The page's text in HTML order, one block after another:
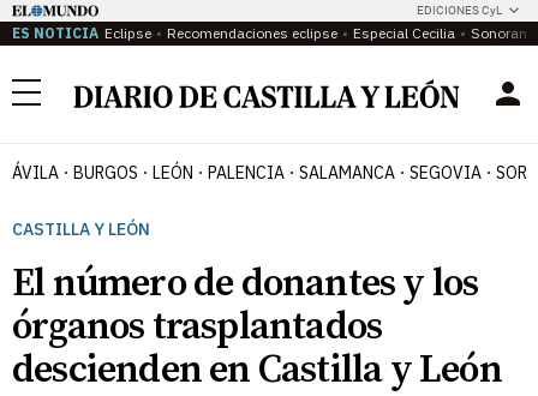
EDICIONES CyL
ES NOTICIA Eclipse Recomendaciones eclipse Especial Cecilia
Menú
ÁVILA BURGOS LEÓN PALENCIA SALAMANCA SEGOVIA
CASTILLA Y LEÓN
El número de donantes y los
órganos trasplantados
descienden en Castilla y León